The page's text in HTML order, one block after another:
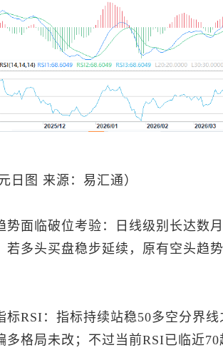
日图 来源：易汇通）
势面临破位考验：日线级别长达数
若多头买盘稳步延续，原有空头趋
标RSI：指标持续站稳50多空分界
多格局未改；不过当前RSI已临近